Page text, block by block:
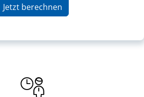
Jetzt berechnen